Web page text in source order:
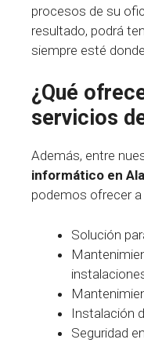
procesos de su
resultado, podrá
siempre esté
¿Qué
servicios
Además, entre
informático en
podemos ofrecer
Solución
Instalación
Seguridad